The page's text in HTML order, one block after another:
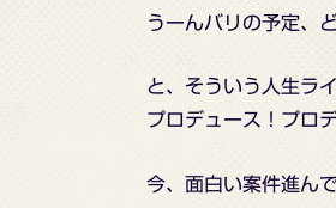
うーんバリの予定、
と、そういう人生ラ
プロデュース！プロ
今、面白い案件進ん